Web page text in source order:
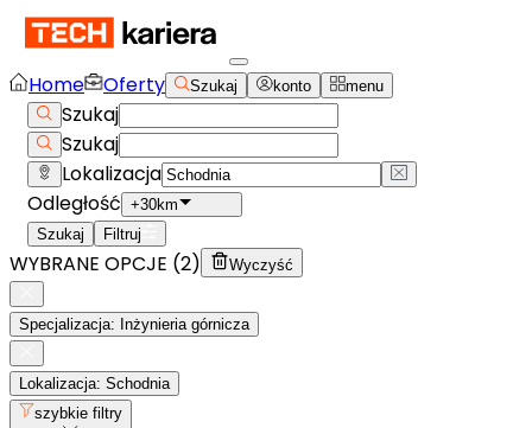
Home Oferty Szukaj konto menu
Szukaj
Szukaj
Lokalizacja
Odległość +30km
Szukaj
Filtruj
WYBRANE OPCJE (2) Wyczyść
Specjalizacja: Inżynieria górnicza
Lokalizacja: Schodnia
szybkie filtry